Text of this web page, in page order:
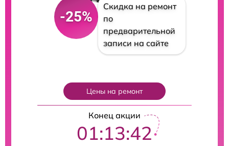
-25%
Скидка на ремонт
по
предварительной
записи на сайте
Цены на ремонт
Конец акции
01:13:41